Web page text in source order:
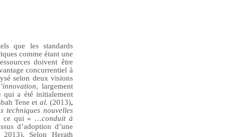
que les standards
comme étant une
doivent être
concurrentiel à
selon deux visions
, largement
qui a été initialement
Tene et al. (2013),
techniques nouvelles
ce qui « …conduit à
d’adoption d’une
2013). Selon Herath